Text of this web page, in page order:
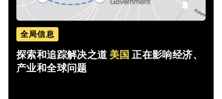
全局信息
探索和追踪解决之道 美国 正在影响经济、
产业和全球问题